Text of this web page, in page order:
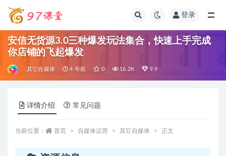
登录
安信无货源3.0三种爆发玩法集合，快速‬‬上手完成
你店铺的飞起‬‬爆发
其它自媒体 4 年前 0 16.2K 9.9
详情介绍 常见问题
当前位置： 首页 自媒体运营 其它自媒体 正文